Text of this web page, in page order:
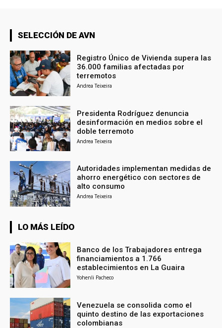
SELECCIÓN DE AVN
Registro Único de Vivienda supera las
36.000 familias afectadas por
terremotos
Andrea Teixeira
Presidenta Rodríguez denuncia
desinformación en medios sobre el
doble terremoto
Andrea Teixeira
Autoridades implementan medidas de
ahorro energético con sectores de
alto consumo
Andrea Teixeira
LO MÁS LEÍDO
Banco de los Trabajadores entrega
financiamientos a 1.766
establecimientos en La Guaira
Yohenli Pacheco
Venezuela se consolida como el
quinto destino de las exportaciones
colombianas